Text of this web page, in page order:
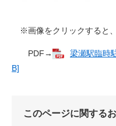
※画像をクリックすると、
PDF→
梁瀬駅臨時
B]
このページに関する